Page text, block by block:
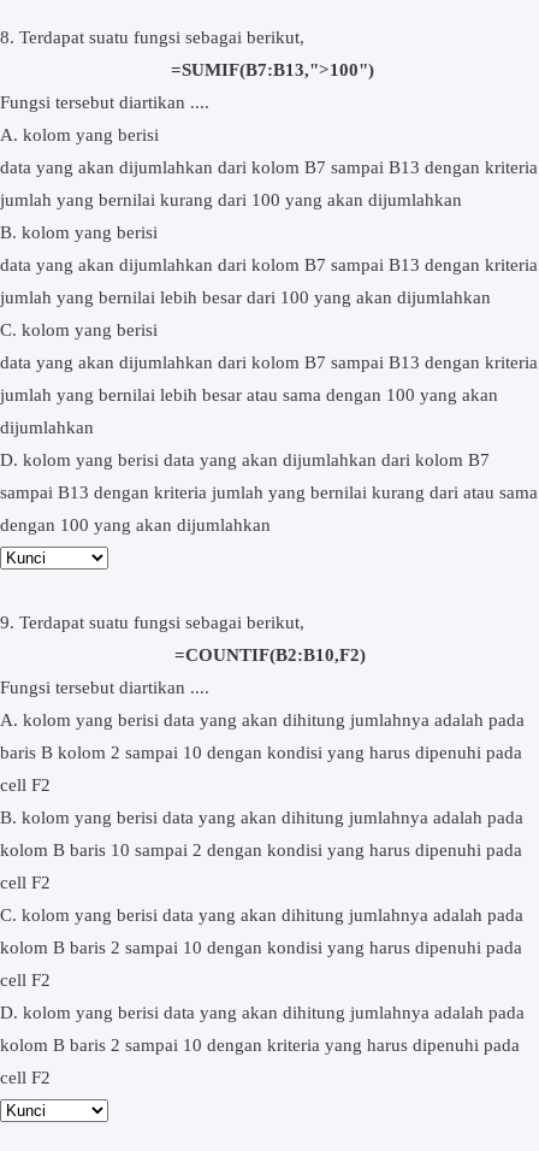
8. Terdapat suatu fungsi sebagai berikut,
=SUMIF(B7:B13,">100")
Fungsi tersebut diartikan ....
A. kolom yang berisi
data yang akan dijumlahkan dari kolom B7 sampai B13 dengan kriteria
jumlah yang bernilai kurang dari 100 yang akan dijumlahkan
B. kolom yang berisi
data yang akan dijumlahkan dari kolom B7 sampai B13 dengan kriteria
jumlah yang bernilai lebih besar dari 100 yang akan dijumlahkan
C. kolom yang berisi
data yang akan dijumlahkan dari kolom B7 sampai B13 dengan kriteria
jumlah yang bernilai lebih besar atau sama dengan 100 yang akan
dijumlahkan
D. kolom yang berisi data yang akan dijumlahkan dari kolom B7
sampai B13 dengan kriteria jumlah yang bernilai kurang dari atau sama
dengan 100 yang akan dijumlahkan
9. Terdapat suatu fungsi sebagai berikut,
=COUNTIF(B2:B10,F2)
Fungsi tersebut diartikan ....
A. kolom yang berisi data yang akan dihitung jumlahnya adalah pada
baris B kolom 2 sampai 10 dengan kondisi yang harus dipenuhi pada
cell F2
B. kolom yang berisi data yang akan dihitung jumlahnya adalah pada
kolom B baris 10 sampai 2 dengan kondisi yang harus dipenuhi pada
cell F2
C. kolom yang berisi data yang akan dihitung jumlahnya adalah pada
kolom B baris 2 sampai 10 dengan kondisi yang harus dipenuhi pada
cell F2
D. kolom yang berisi data yang akan dihitung jumlahnya adalah pada
kolom B baris 2 sampai 10 dengan kriteria yang harus dipenuhi pada
cell F2